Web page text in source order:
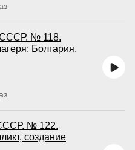
СССР. № 118.
Болгария,
№ 122.
создание